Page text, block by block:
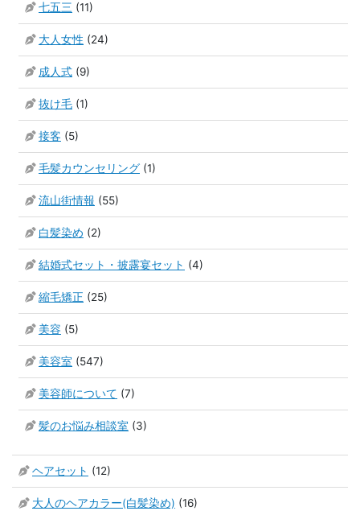
七五三 (11)
大人女性 (24)
成人式 (9)
抜け毛 (1)
接客 (5)
毛髪カウンセリング (1)
流山街情報 (55)
白髪染め (2)
結婚式セット・披露宴セット (4)
縮毛矯正 (25)
美容 (5)
美容室 (547)
美容師について (7)
髪のお悩み相談室 (3)
ヘアセット (12)
大人のヘアカラー(白髪染め) (16)